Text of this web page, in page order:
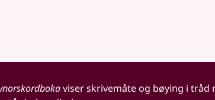
viser skrivemåte og bøying i tråd